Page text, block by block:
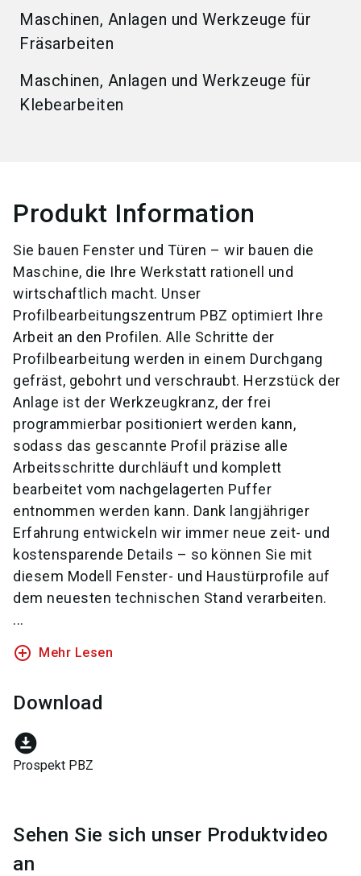
Maschinen, Anlagen und Werkzeuge für
Fräsarbeiten
Maschinen, Anlagen und Werkzeuge für
Klebearbeiten
Produkt Information
Sie bauen Fenster und Türen – wir bauen die
Maschine, die Ihre Werkstatt rationell und
wirtschaftlich macht. Unser
Profilbearbeitungszentrum PBZ optimiert Ihre
Arbeit an den Profilen. Alle Schritte der
Profilbearbeitung werden in einem Durchgang
gefräst, gebohrt und verschraubt. Herzstück der
Anlage ist der Werkzeugkranz, der frei
programmierbar positioniert werden kann,
sodass das gescannte Profil präzise alle
Arbeitsschritte durchläuft und komplett
bearbeitet vom nachgelagerten Puffer
entnommen werden kann. Dank langjähriger
Erfahrung entwickeln wir immer neue zeit- und
kostensparende Details – so können Sie mit
diesem Modell Fenster- und Haustürprofile auf
dem neuesten technischen Stand verarbeiten.
...
add_circle_outline Mehr Lesen
Download
download_for_offline
Prospekt PBZ
Sehen Sie sich unser Produktvideo
an